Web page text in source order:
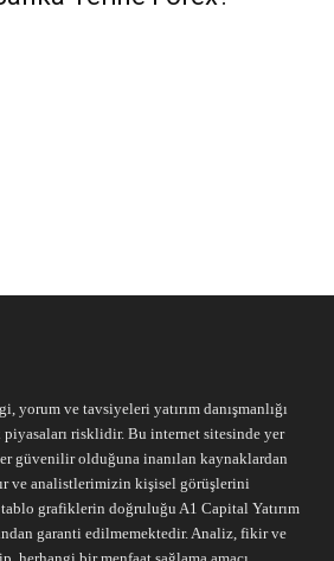
yorum ve tavsiyeleri yatırım danışmanlığı
piyasaları risklidir. Bu internet sitesinde yer
güvenilir olduğuna inanılan kaynaklardan
ve analistlerimizin kişisel görüşlerini
tablo grafiklerin doğruluğu A1 Capital Yatırım
garanti edilmemektedir. Analiz, fikir ve